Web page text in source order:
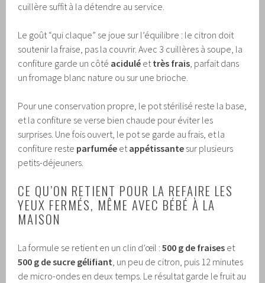
cuillère suffit à la détendre au service.
Le goût “qui claque” se joue sur l’équilibre : le citron doit
soutenir la fraise, pas la couvrir. Avec 3 cuillères à soupe, la
confiture garde un côté acidulé et très frais , parfait dans
un fromage blanc nature ou sur une brioche.
Pour une conservation propre, le pot stérilisé reste la base,
et la confiture se verse bien chaude pour éviter les
surprises. Une fois ouvert, le pot se garde au frais, et la
confiture reste parfumée et appétissante sur plusieurs
petits-déjeuners.
CE QU’ON RETIENT POUR LA REFAIRE LES
YEUX FERMÉS, MÊME AVEC BÉBÉ À LA
MAISON
La formule se retient en un clin d’œil :500 g de fraises et
500 g de sucre gélifiant , un peu de citron, puis 12 minutes
de micro-ondes en deux temps. Le résultat garde le fruit au